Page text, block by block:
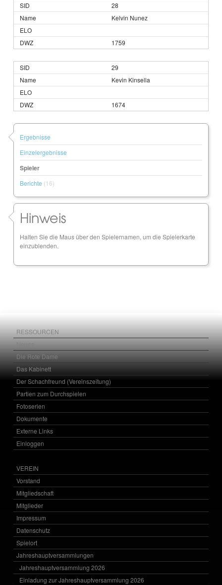
28
Kelvin Nunez
1759
29
Kevin Kinsella
1674
Ergebnisse
Einzelergebnisse
Spieler
Berichte (16)
Hinweis
Halten Sie die Maus über den Spielernamen, um die Spielerkarte
einzublenden.
RESSOURCEN
Die Rote Dame
Das Kabinett
Der Schachfreund (Vereinszeitung)
Partien zum Durchspielen
Fotoserien
Dokumente
Externe Links
Einloggen
VEREIN
Vorstand
Mitgliedschaft
Mitglieder
Impressum
Datenschutz
Spielort
Jahreshauptversammlungen
Jahreshauptversammlung 2026
Einladung zur Jahreshauptversammlung 2026